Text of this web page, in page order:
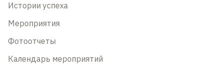
Истории успеха
Мероприятия
Фотоотчеты
Календарь мероприятий